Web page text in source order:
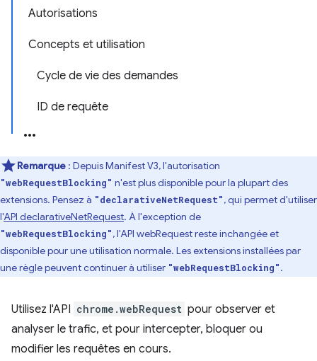
Autorisations
Concepts et utilisation
Cycle de vie des demandes
ID de requête
Remarque : Depuis Manifest V3, l'autorisation
"webRequestBlocking" n'est plus disponible pour la plupart des
extensions. Pensez à "declarativeNetRequest", qui permet d'utiliser
l'API declarativeNetRequest. À l'exception de
"webRequestBlocking", l'API webRequest reste inchangée et
disponible pour une utilisation normale. Les extensions installées par
une règle peuvent continuer à utiliser "webRequestBlocking".
Utilisez l'API chrome.webRequest pour observer et
analyser le trafic, et pour intercepter, bloquer ou
modifier les requêtes en cours.